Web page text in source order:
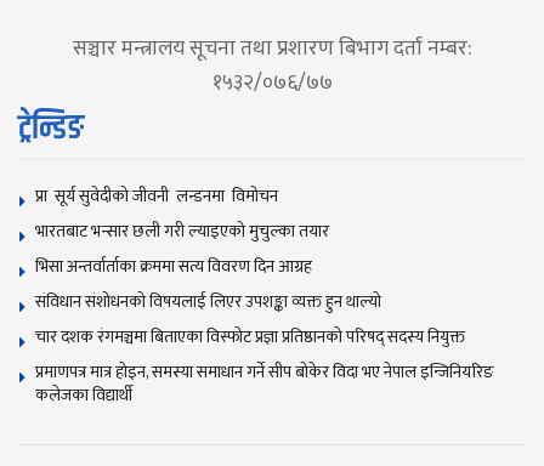
सञ्चार मन्त्रालय सूचना तथा प्रशारण बिभाग दर्ता नम्बर:
१५३२/०७६/७७
ट्रेन्डिङ
प्रा सूर्य सुवेदीको जीवनी लन्डनमा विमोचन
भारतबाट भन्सार छली गरी ल्याइएको मुचुल्का तयार
भिसा अन्तर्वार्ताका क्रममा सत्य विवरण दिन आग्रह
संविधान संशोधनकाे विषयलाई लिएर उपशङ्का व्यक्त हुन थाल्याे
चार दशक रंगमञ्चमा बिताएका विस्फोट प्रज्ञा प्रतिष्ठानको परिषद् सदस्य नियुक्त
प्रमाणपत्र मात्र होइन, समस्या समाधान गर्ने सीप बोकेर विदा भए नेपाल इन्जिनियरिङ
कलेजका विद्यार्थी